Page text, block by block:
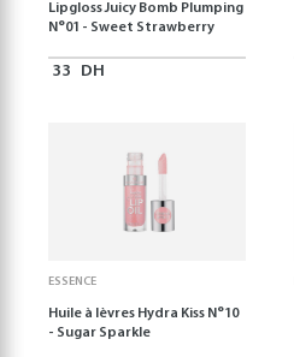
Lipgloss Juicy Bomb Plumping
N°01 - Sweet Strawberry
33 DH
ESSENCE
Huile à lèvres Hydra Kiss N°10
- Sugar Sparkle